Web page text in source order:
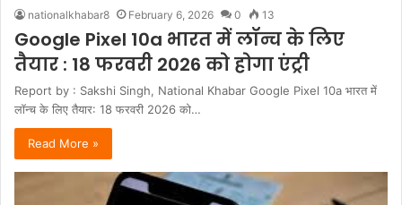
nationalkhabar8 February 6, 2026 0 13
Google Pixel 10a भारत में लॉन्च के लिए
तैयार : 18 फरवरी 2026 को होगा एंट्री
Report by : Sakshi Singh, National Khabar Google Pixel 10a भारत में
लॉन्च के लिए तैयार: 18 फरवरी 2026 को…
Read More »